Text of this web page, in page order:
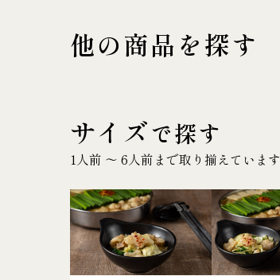
他の商品を探す
サイズで探す
1人前 〜 6人前まで取り揃えています